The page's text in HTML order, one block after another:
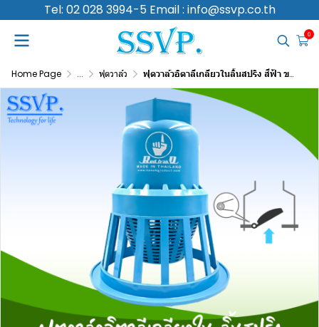
Tel: 02 028 3994-5 Email : info@ssvp.co.th
0
Home Page ... ฟุตวาล์ว ฟุตวาล์วอิตาลีเกลียวในลิ้นสปริง สีฟ้า ขนาด 3 นิ้ว